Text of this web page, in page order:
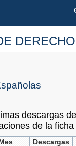
descargas
de la
Descargas